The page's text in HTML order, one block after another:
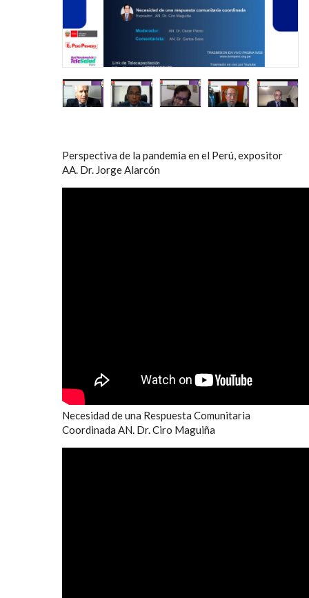
Perspectiva de la pandemia en el Perú, expositor
AA. Dr. Jorge Alarcón
Necesidad de una Respuesta Comunitaria
Coordinada AN. Dr. Ciro Maguiña